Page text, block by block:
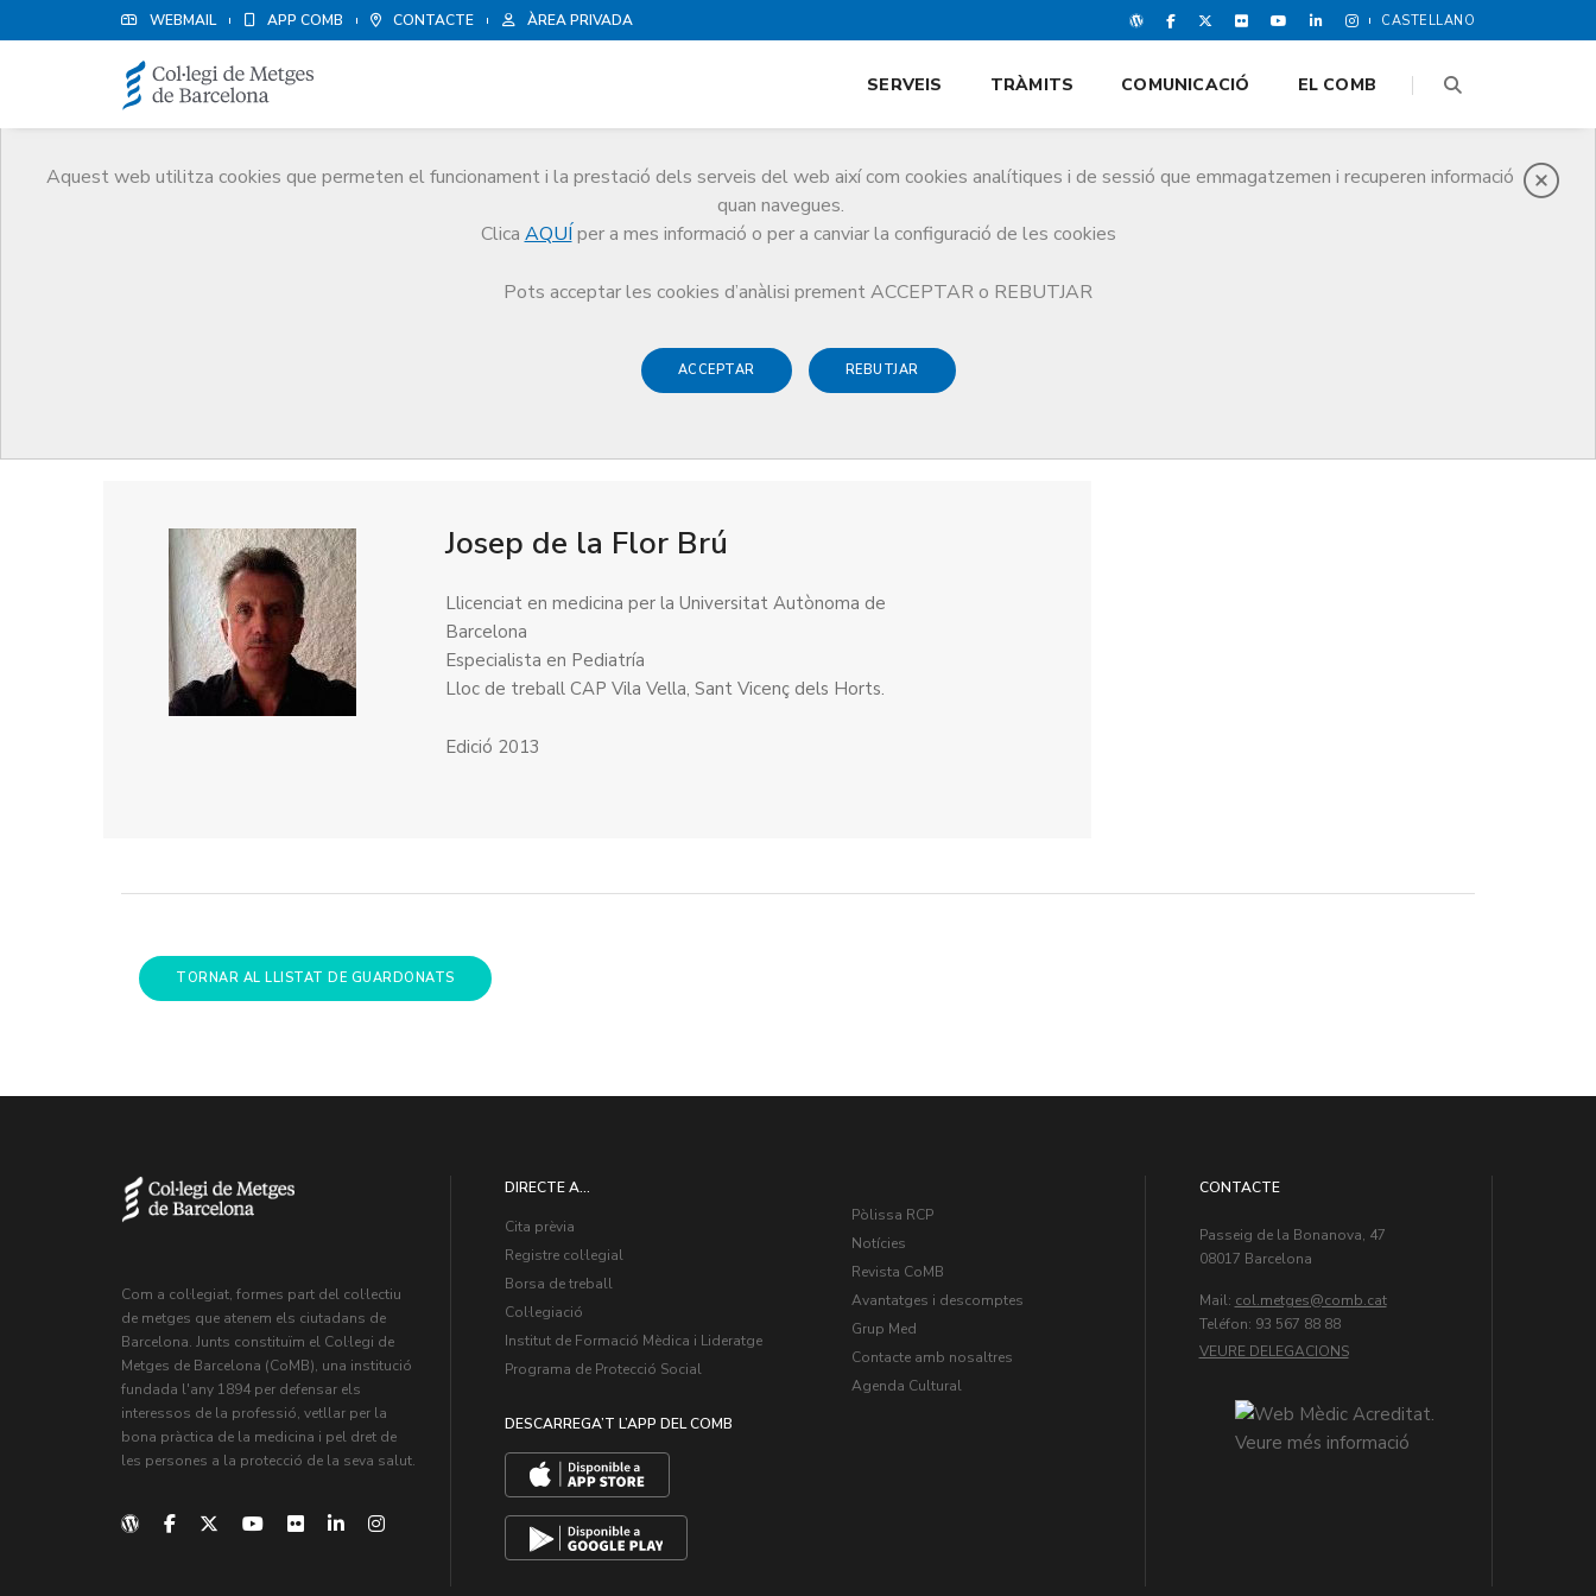
WEBMAIL APP COMB CONTACTE ÀREA PRIVADA CASTELLANO
Aquest web utilitza cookies que permeten el funcionament i la prestació dels serveis del web així com cookies analítiques i de sessió que emmagatzemen i recuperen informació
quan navegues.
Clica AQUÍ per a mes informació o per a canviar la configuració de les cookies
Pots acceptar les cookies d’anàlisi prement ACCEPTAR o REBUTJAR
ACCEPTAR REBUTJAR
SERVEIS TRÀMITS COMUNICACIÓ EL COMB
Guardonat Edició 2013
Josep de la Flor Brú
Llicenciat en medicina per la Universitat Autònoma de
Barcelona
Especialista en Pediatría
Lloc de treball CAP Vila Vella, Sant Vicenç dels Horts.
Edició 2013
TORNAR AL LLISTAT DE GUARDONATS
Com a col·legiat, formes part del col·lectiu
de metges que atenem els ciutadans de
Barcelona. Junts constituïm el Col·legi de
Metges de Barcelona (CoMB), una institució
fundada l'any 1894 per defensar els
interessos de la professió, vetllar per la
bona pràctica de la medicina i pel dret de
les persones a la protecció de la seva salut.
DIRECTE A...
Cita prèvia
Registre col·legial
Borsa de treball
Col·legiació
Institut de Formació Mèdica i Lideratge
Programa de Protecció Social
DESCARREGA’T L’APP DEL COMB
Pòlissa RCP
Notícies
Revista CoMB
Avantatges i descomptes
Grup Med
Contacte amb nosaltres
Agenda Cultural
CONTACTE
Passeig de la Bonanova, 47
08017 Barcelona
Mail: col.metges
Teléfon: 93 567 88 88
VEURE DELEGACIONS